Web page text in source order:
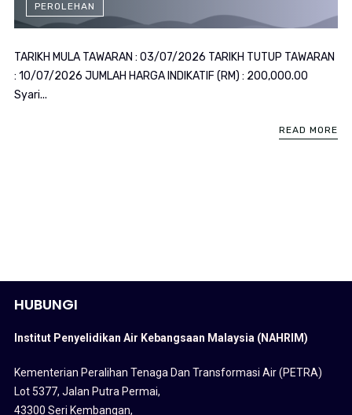
PEROLEHAN
TARIKH MULA TAWARAN : 03/07/2026 TARIKH TUTUP TAWARAN
: 10/07/2026 JUMLAH HARGA INDIKATIF (RM) : 200,000.00
Syari...
READ MORE
HUBUNGI
Institut Penyelidikan Air Kebangsaan Malaysia (NAHRIM)
Kementerian Peralihan Tenaga Dan Transformasi Air (PETRA)
Lot 5377, Jalan Putra Permai,
43300 Seri Kembangan,